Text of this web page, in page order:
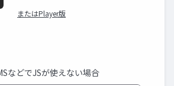
またはPlayer版
などでJSが使えない場合